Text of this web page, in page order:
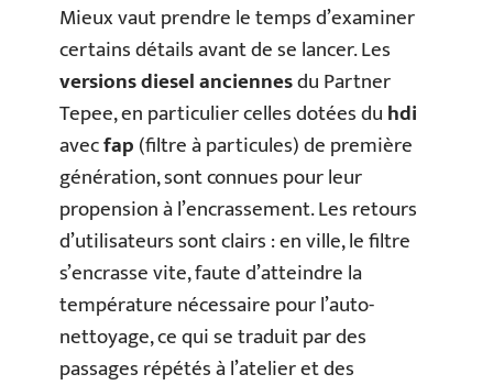
Mieux vaut prendre le temps d’examiner
certains détails avant de se lancer. Les
versions diesel anciennesdu Partner
Tepee, en particulier celles dotées duhdi
avecfap(filtre à particules) de première
génération, sont connues pour leur
propension à l’encrassement. Les retours
d’utilisateurs sont clairs : en ville, le filtre
s’encrasse vite, faute d’atteindre la
température nécessaire pour l’auto-
nettoyage, ce qui se traduit par des
passages répétés à l’atelier et des